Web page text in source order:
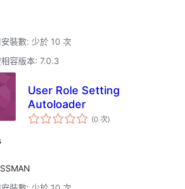
裝數: 少於 10 次
容版本: 7.0.3
User Role Setting
Autoloader
(0 次評
分)